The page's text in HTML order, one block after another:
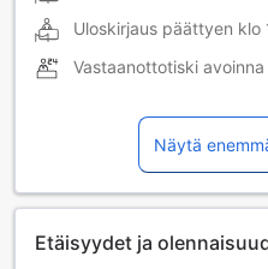
Uloskirjaus päättyen klo
Vastaanottotiski
Näytä
Etäisyydet ja